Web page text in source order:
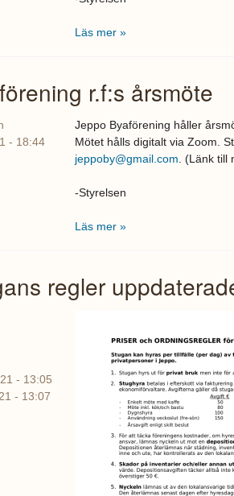
Läs mer »
r.f:s årsmöte
- 18:44
Jeppo Byaförening håller
Mötet hålls digitalt via Zoom.
jeppoby@gmail.com . (Länk
-Styrelsen
Läs mer »
regler
- 13:05
- 13:07